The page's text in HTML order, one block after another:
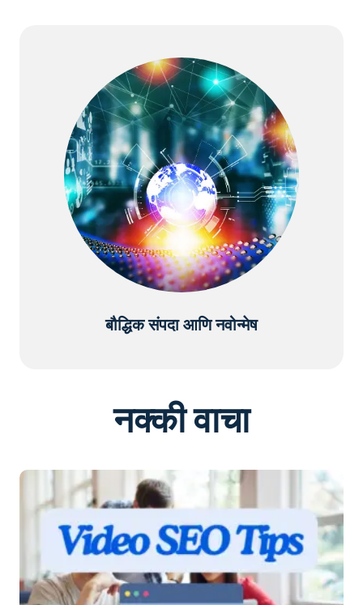
बौद्धिक संपदा आणि नवोन्मेष
नक्की वाचा